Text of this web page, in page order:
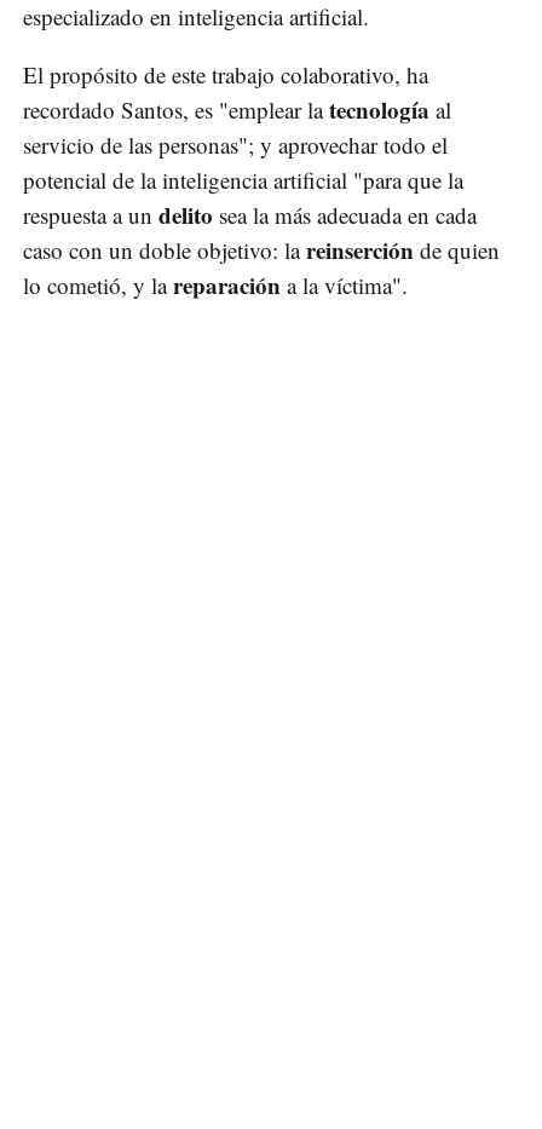
especializado en inteligencia artificial.
El propósito de este trabajo colaborativo, ha
recordado Santos, es "emplear latecnología al
servicio de las personas"; y aprovechar todo el
potencial de la inteligencia artificial "para que la
respuesta a un delito sea la más adecuada en cada
caso con un doble objetivo: lareinserción de quien
lo cometió, y lareparación a la víctima".